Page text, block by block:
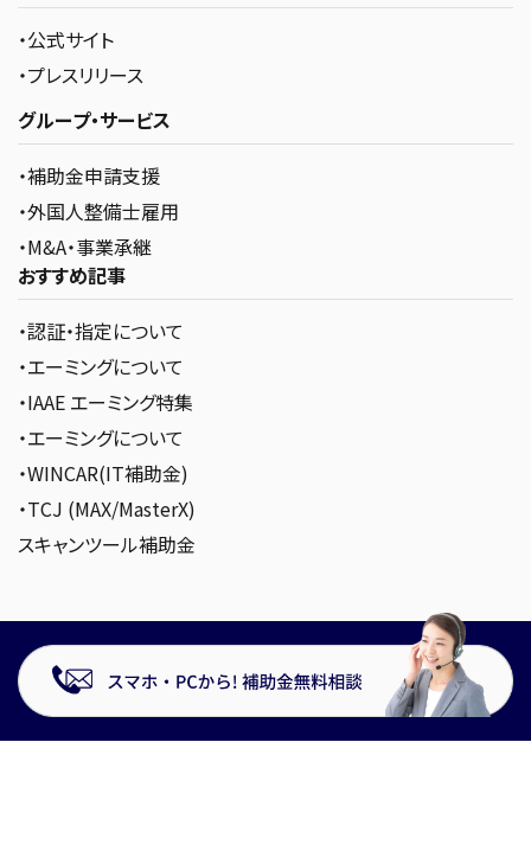
・公式サイト
・プレスリリース
グループ・サービス
・補助金申請支援
・外国人整備士雇用
・M&A・事業承継
おすすめ記事
・認証・指定について
・エーミングについて
・IAAE エーミング特集
・エーミングについて
・WINCAR(IT補助金)
・TCJ (MAX/MasterX)
スキャンツール補助金